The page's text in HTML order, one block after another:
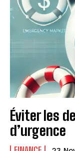
Éviter les
d’urgence